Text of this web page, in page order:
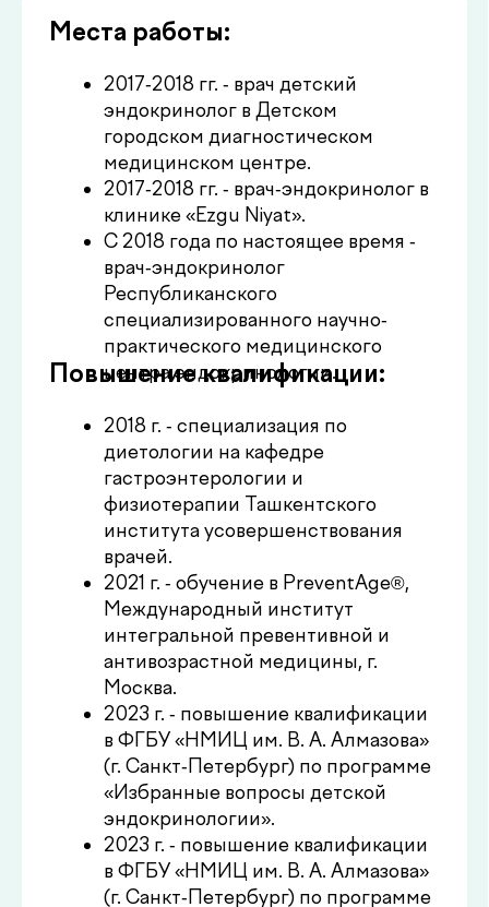
Повышение квалификации:
2018 г. - специализация по
диетологии на кафедре
гастроэнтерологии и
физиотерапии Ташкентского
института усовершенствования
врачей.
2021 г. - обучение в PreventAge®,
Международный институт
интегральной превентивной и
антивозрастной медицины, г.
Москва.
2023 г. - повышение квалификации
в ФГБУ «НМИЦ им. В. А. Алмазова»
(г. Санкт-Петербург) по программе
эндокринологии».
2023 г. - повышение квалификации
в ФГБУ «НМИЦ им. В. А. Алмазова»
(г. Санкт-Петербург) по программе
«Физиология и патология полового
развития у детей и подростков».
2024 г. - повышение квалификации
по программе «Репродуктология»
на базе кафедры эндокринологии
РСНПМЦЭ.
Повышение квалификации по
программам «Ожирение» и
«Тиреоидология» на базе
РСНПМЦЭ.
специализированного научно-
центра эндокринологии.
Получить консультацию
Цены на
консультацию